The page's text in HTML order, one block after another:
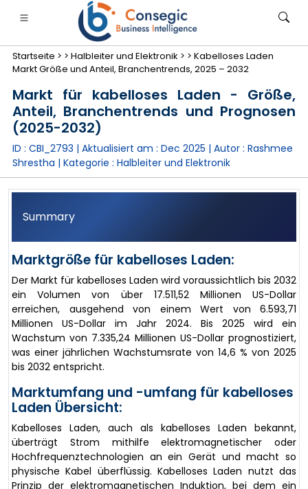
Finanzdienstleistungen und Versicherungen
• Konsumgüter
• Fallstudien
Startseite > > Halbleiter und Elektronik > > Kabelloses Laden
Markt Größe und Anteil, Branchentrends, 2025 – 2032
Markt für kabelloses Laden - Größe,
Anteil, Branchentrends und Prognosen
(2025-2032)
ID : CBI_2793 | Aktualisiert am : Dec 2025 | Autor : Rashmee
Shrestha | Kategorie : Halbleiter und Elektronik
Summary
Marktgröße für kabelloses Laden:
Der Markt für kabelloses Laden wird voraussichtlich bis 2032
ein Volumen von über 17.511,52 Millionen US-Dollar
erreichen, ausgehend von einem Wert von 6.593,71
Millionen US-Dollar im Jahr 2024. Bis 2025 wird ein
Wachstum von 7.335,24 Millionen US-Dollar prognostiziert,
was einer jährlichen Wachstumsrate von 14,6 % von 2025
bis 2032 entspricht.
Marktumfang und -umfang für kabelloses
Laden Übersicht:
Kabelloses Laden, auch als kabelloses Laden bekannt,
überträgt Strom mithilfe elektromagnetischer oder
Hochfrequenztechnologien an ein Gerät und macht so
physische Kabel überflüssig. Kabelloses Laden nutzt das
Prinzip der elektromagnetischen Induktion, bei dem ein